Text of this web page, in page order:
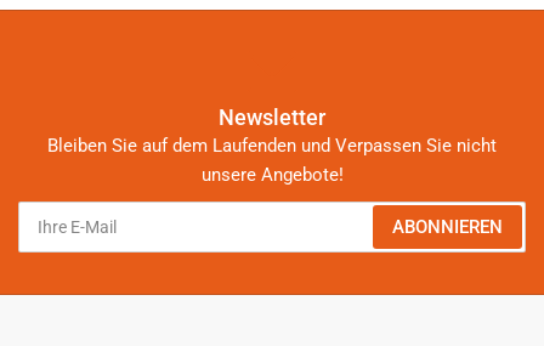
Newsletter
Bleiben Sie auf dem Laufenden und Verpassen Sie nicht
unsere Angebote!
Ihre
Mail
ABONNIEREN